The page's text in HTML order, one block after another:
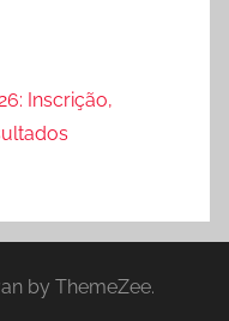
Inscrição,
by ThemeZee.